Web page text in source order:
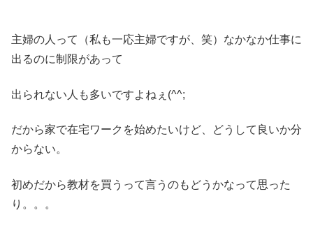
主婦の人って（私も一応主婦ですが、笑）なかなか仕事に
出るのに制限があって
出られない人も多いですよねぇ(^^;
だから家で在宅ワークを始めたいけど、どうして良いか分
からない。
初めだから教材を買うって言うのもどうかなって思った
り。。。